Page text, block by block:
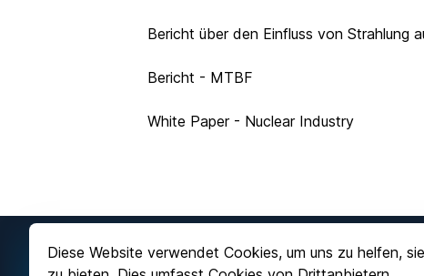
Bericht über den Einfluss von Strahlung
Bericht - MTBF
White Paper - Nuclear Industry
Diese Website verwendet Cookies, um uns zu helfen,
Kontaktieren Sie uns